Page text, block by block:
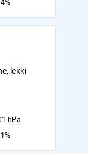
lekki
hPa